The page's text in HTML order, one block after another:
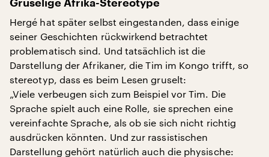
Gruselige Afrika-Stereotype
Hergé hat später selbst eingestanden, dass einige
seiner Geschichten rückwirkend betrachtet
problematisch sind. Und tatsächlich ist die
Darstellung der Afrikaner, die Tim im Kongo trifft, so
stereotyp, dass es beim Lesen gruselt:
„Viele verbeugen sich zum Beispiel vor Tim. Die
Sprache spielt auch eine Rolle, sie sprechen eine
vereinfachte Sprache, als ob sie sich nicht richtig
ausdrücken könnten. Und zur rassistischen
Darstellung gehört natürlich auch die physische: